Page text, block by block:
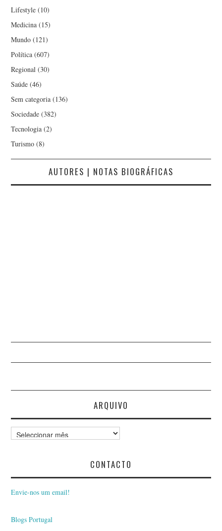
Lifestyle (10)
Medicina (15)
Mundo (121)
Política (607)
Regional (30)
Saúde (46)
Sem categoria (136)
Sociedade (382)
Tecnologia (2)
Turismo (8)
AUTORES | NOTAS BIOGRÁFICAS
ARQUIVO
Arquivo
CONTACTO
Envie-nos um email!
Blogs Portugal